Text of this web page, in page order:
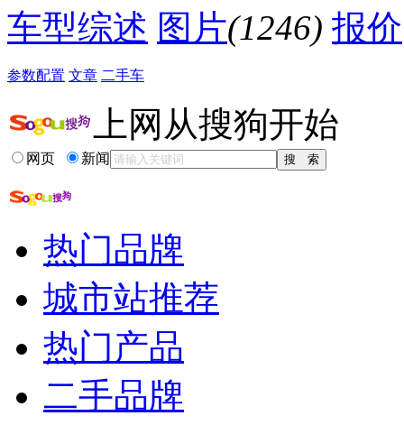
车型综述 图片(1246) 报价
参数配置 文章 二手车
上网从搜狗开始
网页 新闻
热门品牌
城市站推荐
热门产品
二手品牌